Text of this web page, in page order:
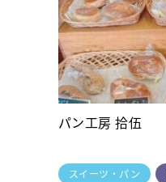
パン工房 拾伍
スイーツ・パン